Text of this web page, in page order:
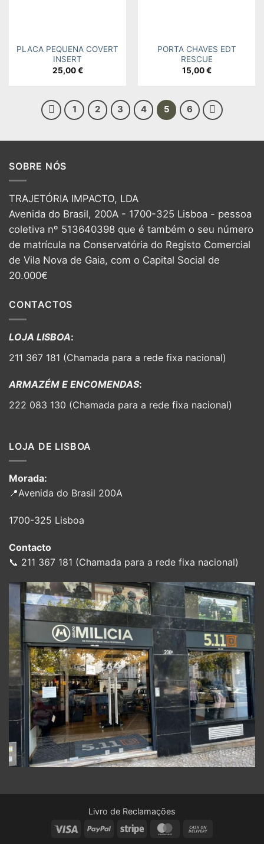
PLACA PEQUENA COVERT
INSERT
25,00€
PORTA CHAVES EDT
RESCUE
15,00€
1 2 3 4 5 6
SOBRE NÓS
TRAJETÓRIA IMPACTO, LDA
Avenida do Brasil, 200A - 1700-325 Lisboa - pessoa
coletiva nº 513640398 que é também o seu número
de matrícula na Conservatória do Registo Comercial
de Vila Nova de Gaia, com o Capital Social de
20.000€
CONTACTOS
LOJA LISBOA:
211 367 181 (Chamada para a rede fixa nacional)
ARMAZÉM E ENCOMENDAS:
222 083 130 (Chamada para a rede fixa nacional)
LOJA DE LISBOA
Morada:
📍Avenida do Brasil 200A
1700-325 Lisboa
Contacto
📞 211 367 181 (Chamada para a rede fixa nacional)
Livro de Reclamações
Visa
PayPal Stripe MasterCard